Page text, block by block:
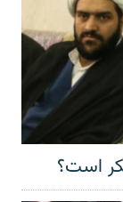
است؟